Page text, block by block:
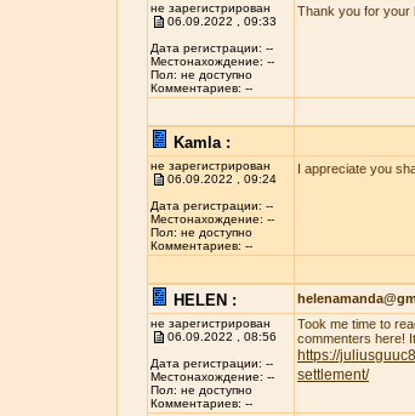
не зарегистрирован
06.09.2022 , 09:33
Дата регистрации: --
Местонахождение: --
Пол: не доступно
Комментариев: --
Thank you for your
Kamla :
не зарегистрирован
06.09.2022 , 09:24
Дата регистрации: --
Местонахождение: --
Пол: не доступно
Комментариев: --
I appreciate you
HELEN :
не зарегистрирован
06.09.2022 , 08:56
Дата регистрации: --
Местонахождение: --
Пол: не доступно
Комментариев: --
Took me time to
commenters here!
https://
settlement/